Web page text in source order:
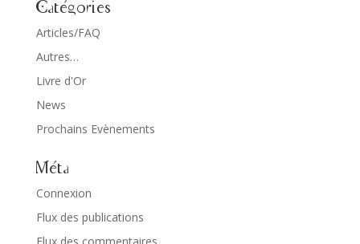
Catégories
Articles/FAQ
Autres…
Livre d'Or
News
Prochains Evènements
Méta
Connexion
Flux des publications